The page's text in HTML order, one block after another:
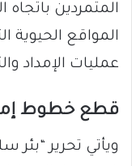
المتمردين
المواقع الحيوية
عمليات الإمداد
قطع خطوط
ويأتي تحرير